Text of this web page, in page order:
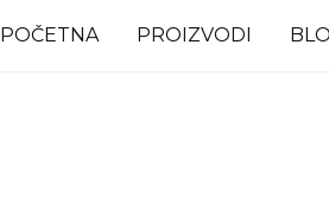
POČETNA PROIZVODI